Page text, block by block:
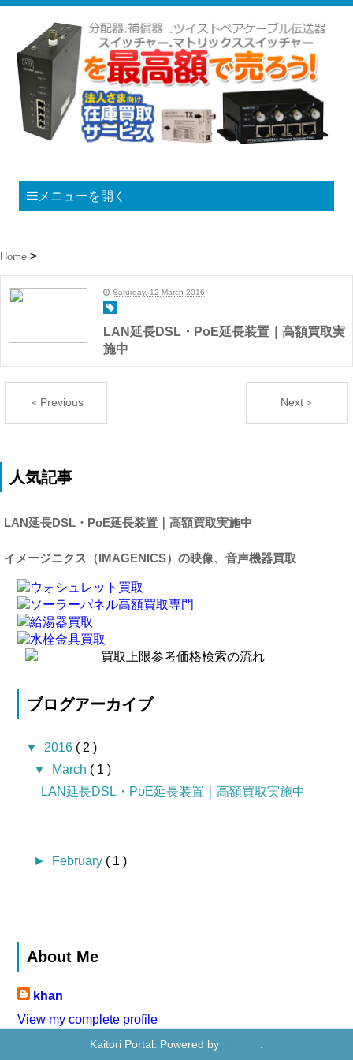
メニューを開く
Home
Saturday, 12 March 2016
LAN延長DSL・PoE延長装置｜高額買取実
施中
＜Previous Next＞
人気記事
LAN延長DSL・PoE延長装置｜高額買取実施中
イメージニクス（IMAGENICS）の映像、音声機器買取
ブログアーカイブ
▼ 2016 ( 2 )
▼ March ( 1 )
LAN延長DSL・PoE延長装置｜高額買取実施中
► February ( 1 )
About Me
khan
View my complete profile
Kaitori Portal. Powered by .